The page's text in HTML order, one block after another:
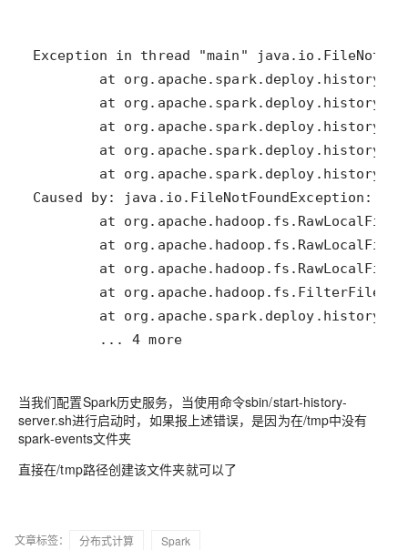
        ... 4 more
当我们配置Spark历史服务，当使用命令sbin/start-history-
server.sh进行启动时，如果报上述错误，是因为在/tmp中没有
spark-events文件夹
直接在/tmp路径创建该文件夹就可以了
文章标签： 分布式计算
Spark